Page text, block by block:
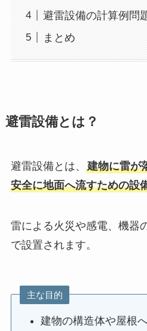
避雷設備の計算例問
まとめ
避雷設備とは？
避雷設備とは、 建物に雷が
安全に地面へ流すための設
雷による火災や感電、機器
で設置されます。
主な目的
建物の構造体や屋根